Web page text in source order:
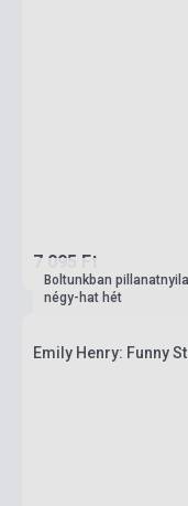
7 095 Ft
Boltunkban
négy-hat hét
Emily Henry: Funny